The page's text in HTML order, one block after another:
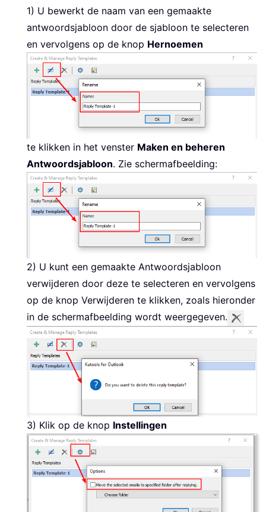
1) U bewerkt de naam van een gemaakte
antwoordsjabloon door de sjabloon te selecteren
en vervolgens op de knop Hernoemen
te klikken in het venster Maken en beheren
Antwoordsjabloon. Zie schermafbeelding:
2) U kunt een gemaakte Antwoordsjabloon
verwijderen door deze te selecteren en vervolgens
op de knop Verwijderen te klikken, zoals hieronder
in de schermafbeelding wordt weergegeven.
3) Klik op de knop Instellingen